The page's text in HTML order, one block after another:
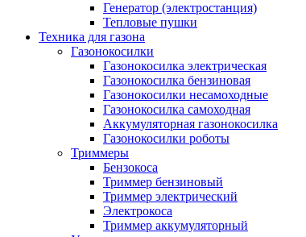
Генератор (электростанция)
Тепловые пушки
Техника для газона
Газонокосилки
Газонокосилка электрическая
Газонокосилка бензиновая
Газонокосилки несамоходные
Газонокосилка самоходная
Аккумуляторная газонокосилка
Газонокосилки роботы
Триммеры
Бензокоса
Триммер бензиновый
Триммер электрический
Электрокоса
Триммер аккумуляторный